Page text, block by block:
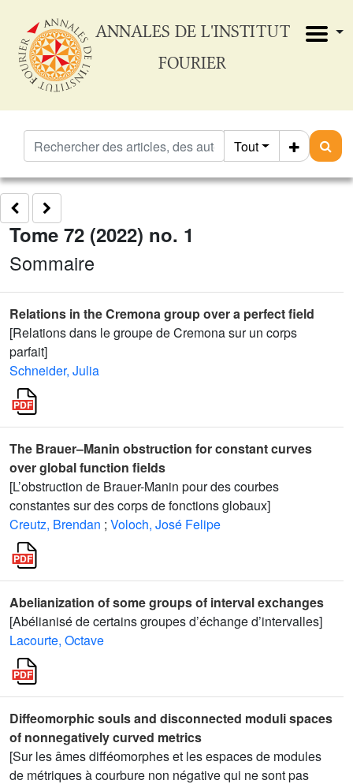
ANNALES DE L'INSTITUT
FOURIER
Tout
Tome 72 (2022) no. 1
Sommaire
Relations in the Cremona group over a perfect field
[Relations dans le groupe de Cremona sur un corps
parfait]
Schneider, Julia
The Brauer–Manin obstruction for constant curves
over global function fields
[L’obstruction de Brauer-Manin pour des courbes
constantes sur des corps de fonctions globaux]
Creutz, Brendan ; Voloch, José Felipe
Abelianization of some groups of interval exchanges
[Abélianisé de certains groupes d’échange d’intervalles]
Lacourte, Octave
Diffeomorphic souls and disconnected moduli spaces
of nonnegatively curved metrics
[Sur les âmes difféomorphes et les espaces de modules
de métriques à courbure non négative qui ne sont pas